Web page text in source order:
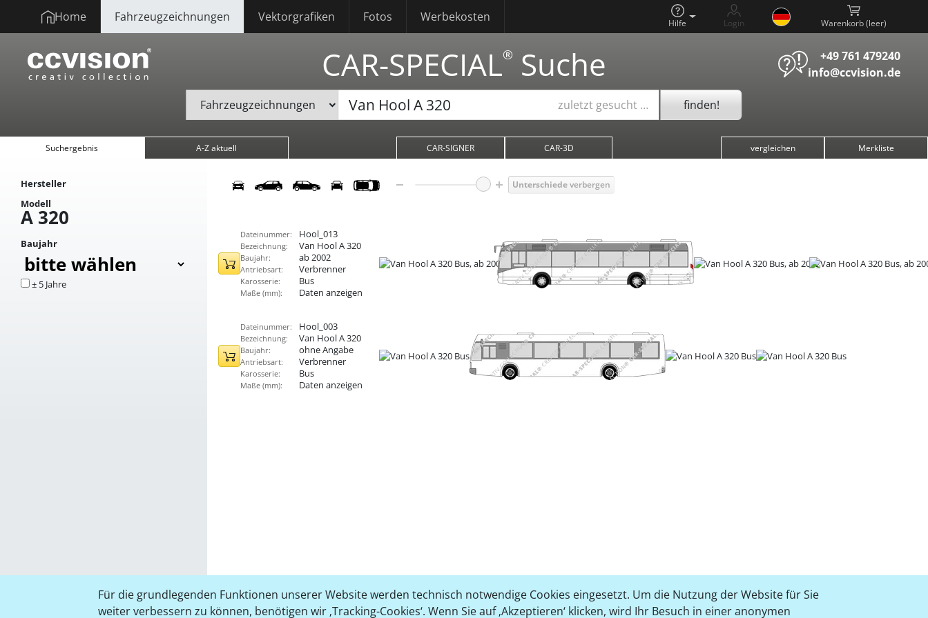
Für die grundlegenden Funktionen unserer Website werden technisch notwendige Cookies eingesetzt. Um die Nutzung der Website für Sie
weiter verbessern zu können, benötigen wir ‚Tracking-Cookies‘. Wenn Sie auf ‚Akzeptieren‘ klicken, wird Ihr Besuch in einer anonymen
Home Fahrzeugzeichnungen Vektorgrafiken Fotos Werbekosten Hilfe Login Warenkorb ( )
CAR-SPECIAL® Suche
+49 761 479240
info@ccvision.de
zuletzt gesucht … finden!
Suchergebnis A-Z aktuell CAR-SIGNER CAR-3D vergleichen Merkliste
Hersteller
Modell
A 320
Baujahr
± 5 Jahre
Unterschiedeverbergen
Dateinummer: Hool_013
Bezeichnung: Van Hool A 320
Baujahr: ab 2002
Antriebsart: Verbrenner
Karosserie: Bus
Maße (mm): Daten anzeigen
Dateinummer: Hool_003
Bezeichnung: Van Hool A 320
Baujahr: ohne Angabe
Antriebsart: Verbrenner
Karosserie: Bus
Maße (mm): Daten anzeigen